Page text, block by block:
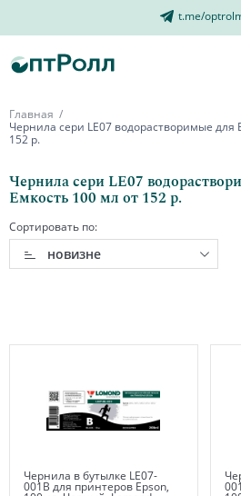
t.me/
Главная
Чернила сери LE07 водорастворимые для
152 р.
Чернила сери LE07
Емкость 100 мл от 152 р.
Сортировать по:
новизне
Чернила в бутылке LE07-
001B для принтеров Epson,